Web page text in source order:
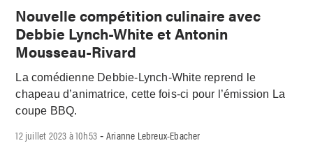
Nouvelle compétition culinaire avec
Debbie Lynch-White et Antonin
Mousseau-Rivard
La comédienne Debbie-Lynch-White reprend le
chapeau d’animatrice, cette fois-ci pour l’émission La
coupe BBQ.
12 juillet 2023 à 10h53 -Arianne Lebreux-Ebacher